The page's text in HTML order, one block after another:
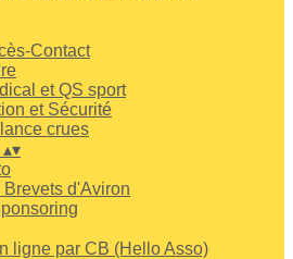
Contact
et QS sport
et Sécurité
crues
▴▾
Brevets d'Aviron
ligne par CB (Hello Asso)